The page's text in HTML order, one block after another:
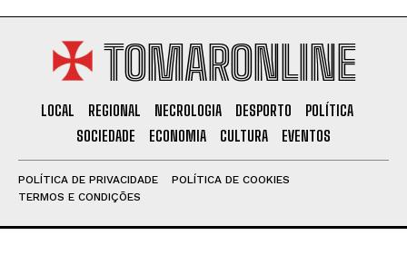
TOMARONLINE
LOCAL REGIONAL NECROLOGIA DESPORTO
POLÍTICA
SOCIEDADE
ECONOMIA CULTURA EVENTOS
POLÍTICA DE PRIVACIDADE
POLÍTICA DE COOKIES
TERMOS E CONDIÇÕES